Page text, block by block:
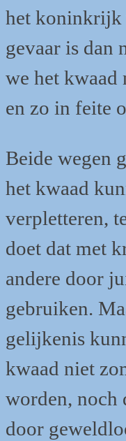
het koninkrijk
gevaar is dan
we het kwaad
en zo in feite
Beide wegen
het kwaad
verpletteren,
doet dat met
andere door
gebruiken.
gelijkenis
kwaad niet
worden, noch
door